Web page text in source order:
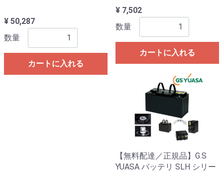
¥ 50,287
数量
カートに入れる
¥ 7,502
数量
カートに入れる
【無料配達／正規品】G.S
YUASA バッテリ SLH シリー